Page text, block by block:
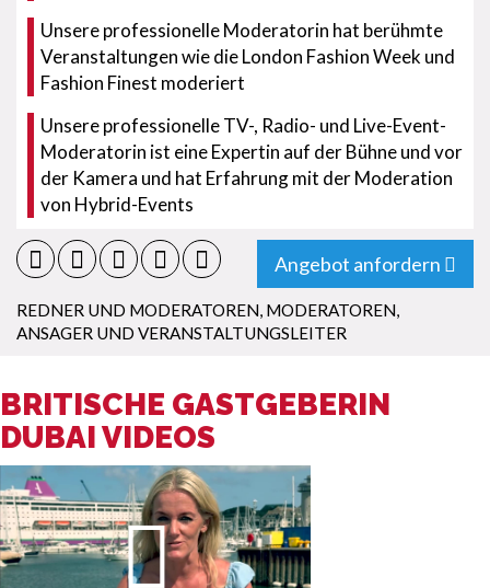
Unsere professionelle Moderatorin hat berühmte
Veranstaltungen wie die London Fashion Week und
Fashion Finest moderiert
Unsere professionelle TV-, Radio- und Live-Event-
Moderatorin ist eine Expertin auf der Bühne und vor
der Kamera und hat Erfahrung mit der Moderation
von Hybrid-Events
Angebot anfordern
REDNER UND MODERATOREN, MODERATOREN,
ANSAGER UND VERANSTALTUNGSLEITER
BRITISCHE GASTGEBERIN
DUBAI VIDEOS